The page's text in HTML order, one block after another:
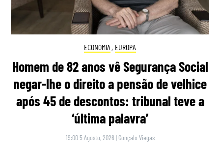
ECONOMIA , EUROPA
Homem de 82 anos vê Segurança Social
negar-lhe o direito a pensão de velhice
após 45 de descontos: tribunal teve a
‘última palavra’
19:00 5 Agosto, 2026 | Gonçalo Viegas